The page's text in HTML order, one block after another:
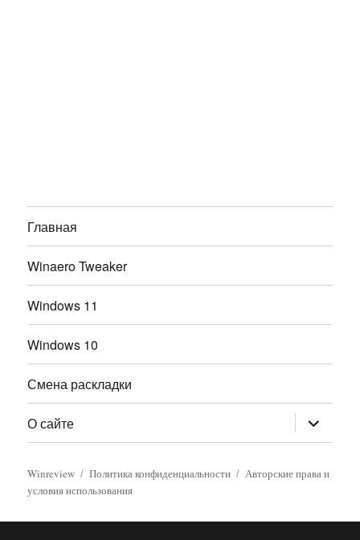
Главная
Winaero Tweaker
Windows 11
Windows 10
Смена раскладки
О сайте раскрыть
дочернее
меню
Winreview Политика конфиденциальности
Авторские права и
условия использования